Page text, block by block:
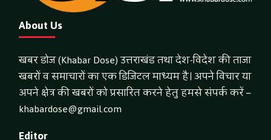
About Us
खबर डोज (Khabar Dose) उत्तराखंड तथा देश-विदेश की ताजा
खबरों व समाचारों का एक डिजिटल माध्यम है। अपने विचार या
अपने क्षेत्र की खबरों को प्रसारित करने हेतु हमसे संपर्क करें –
khabardose@gmail.com
Editor